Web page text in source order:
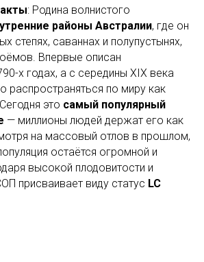
: Родина волнистого
районы Австралии, где он
степях, саваннах и полупустынях,
Впервые описан
х годах, а с середины XIX века
распространяться по миру как
это самый популярный
— миллионы людей держат его как
на массовый отлов в прошлом,
остаётся огромной и
высокой плодовитости и
присваивает виду статус LC